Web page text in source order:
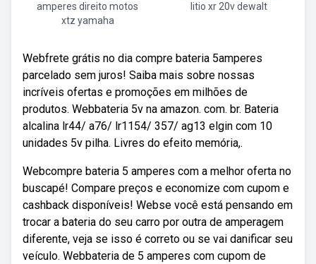
amperes direito motos
xtz yamaha
litio xr 20v dewalt
Webfrete grátis no dia compre bateria 5amperes
parcelado sem juros! Saiba mais sobre nossas
incríveis ofertas e promoções em milhões de
produtos. Webbateria 5v na amazon. com. br. Bateria
alcalina lr44/ a76/ lr1154/ 357/ ag13 elgin com 10
unidades 5v pilha. Livres do efeito memória,.
Webcompre bateria 5 amperes com a melhor oferta no
buscapé! Compare preços e economize com cupom e
cashback disponíveis! Webse você está pensando em
trocar a bateria do seu carro por outra de amperagem
diferente, veja se isso é correto ou se vai danificar seu
veículo. Webbateria de 5 amperes com cupom de